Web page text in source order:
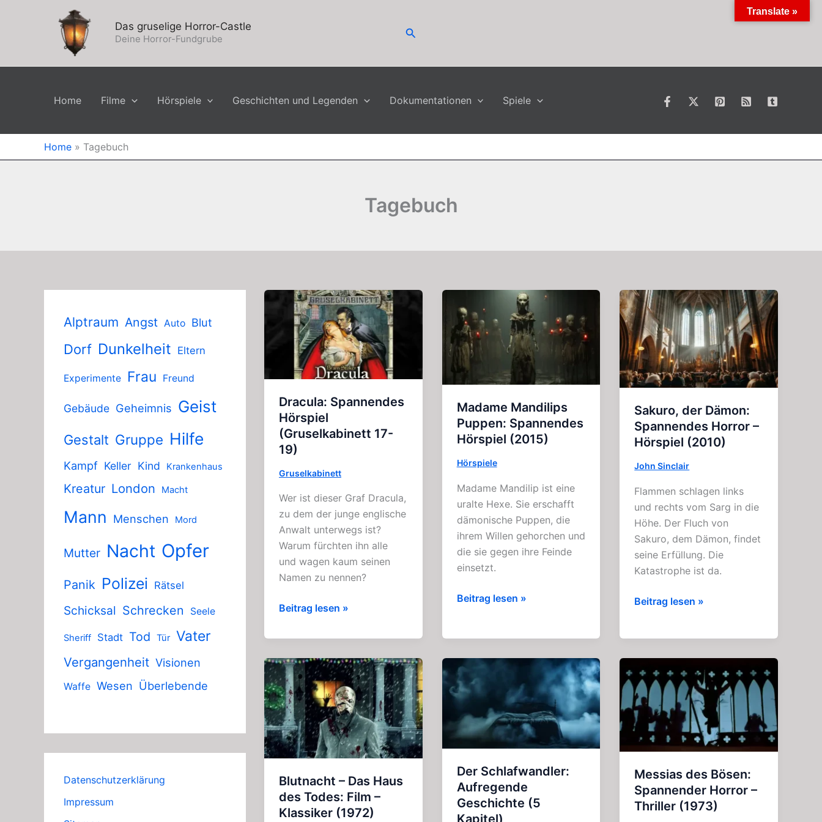
Das gruselige Horror-Castle
Deine Horror-Fundgrube
Suchen
Home Filme Hörspiele Geschichten und Legenden Dokumentationen Spiele
Home » Tagebuch
Tagebuch
Alptraum Angst Auto Blut
Dorf Dunkelheit Eltern
Experimente Frau Freund
Gebäude Geheimnis Geist
Gestalt Gruppe Hilfe
Kampf Keller Kind Krankenhaus
Kreatur London Macht
Mann Menschen Mord
Mutter Nacht Opfer
Panik Polizei Rätsel
Schicksal Schrecken Seele
Sheriff Stadt Tod Tür Vater
Vergangenheit Visionen
Waffe Wesen Überlebende
Datenschutzerklärung
Impressum
Dracula: Spannendes
Hörspiel
(Gruselkabinett 17-
19)
Gruselkabinett
Wer ist dieser Graf Dracula,
zu dem der junge englische
Anwalt unterwegs ist?
Warum fürchten ihn alle
und wagen kaum seinen
Namen zu nennen?
Dracula:
Hörspiel
(Gruselkabinett
17-
19)
Beitrag lesen »
Madame Mandilips
Puppen: Spannendes
Hörspiel (2015)
Hörspiele
Madame Mandilip ist eine
uralte Hexe. Sie erschafft
dämonische Puppen, die
ihrem Willen gehorchen und
die sie gegen ihre Feinde
einsetzt.
Madame
Hörspiel
(2015)
Beitrag lesen »
Sakuro, der Dämon:
Spannendes Horror –
Hörspiel (2010)
John Sinclair
Flammen schlagen links
und rechts vom Sarg in die
Höhe. Der Fluch von
Sakuro, dem Dämon, findet
seine Erfüllung. Die
Katastrophe ist da.
Sakuro,
–
Hörspiel
(2010)
Beitrag lesen »
Blutnacht – Das Haus
des Todes: Film –
Klassiker (1972)
Der Schlafwandler:
Aufregende
Geschichte (5
Messias des Bösen:
Spannender Horror –
Thriller (1973)
Translate »